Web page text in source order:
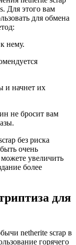
Для этого вам
для обмена
нему.
и начнет их
не бросит вам
без риска
очень
увеличить
более
для
netherite scrap в
горячего